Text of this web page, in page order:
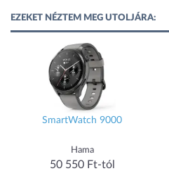
EZEKET NÉZTEM MEG UTOLJÁRA:
SmartWatch 9000
Hama
50 550 Ft-tól